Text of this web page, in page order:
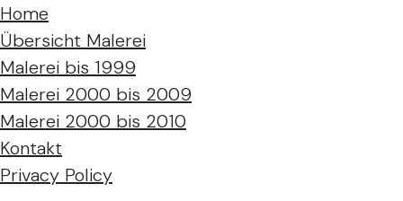
Home
Übersicht Malerei
Malerei bis 1999
Malerei 2000 bis 2009
Malerei 2000 bis 2010
Kontakt
Privacy Policy